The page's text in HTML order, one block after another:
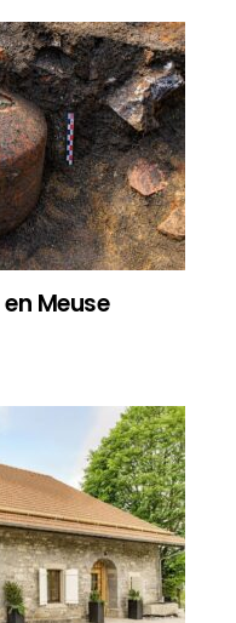
Meuse